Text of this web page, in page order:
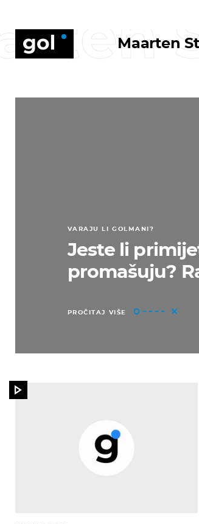
Maarten
VARAJU LI GOLMANI?
Jeste li
promašuju?
PROČITAJ VIŠE